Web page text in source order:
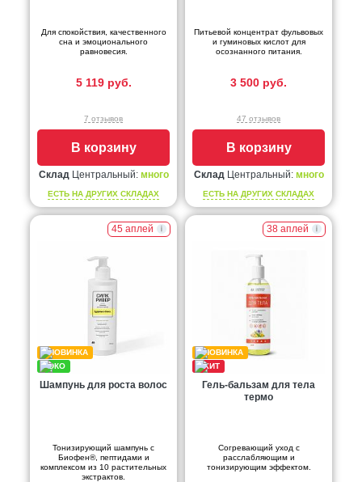
Для спокойствия, качественного
сна и эмоционального
равновесия.
5 119 руб.
7 отзывов
В корзину
Склад Центральный: много
ЕСТЬ НА ДРУГИХ СКЛАДАХ
Питьевой концентрат фульвовых
и гуминовых кислот для
осознанного питания.
3 500 руб.
47 отзывов
В корзину
Склад Центральный: много
ЕСТЬ НА ДРУГИХ СКЛАДАХ
45 аплей
Шампунь для роста волос
Тонизирующий шампунь с
Биофен®, пептидами и
комплексом из 10 растительных
экстрактов.
38 аплей
Гель-бальзам для тела
термо
Согревающий уход с
расслабляющим и
тонизирующим эффектом.